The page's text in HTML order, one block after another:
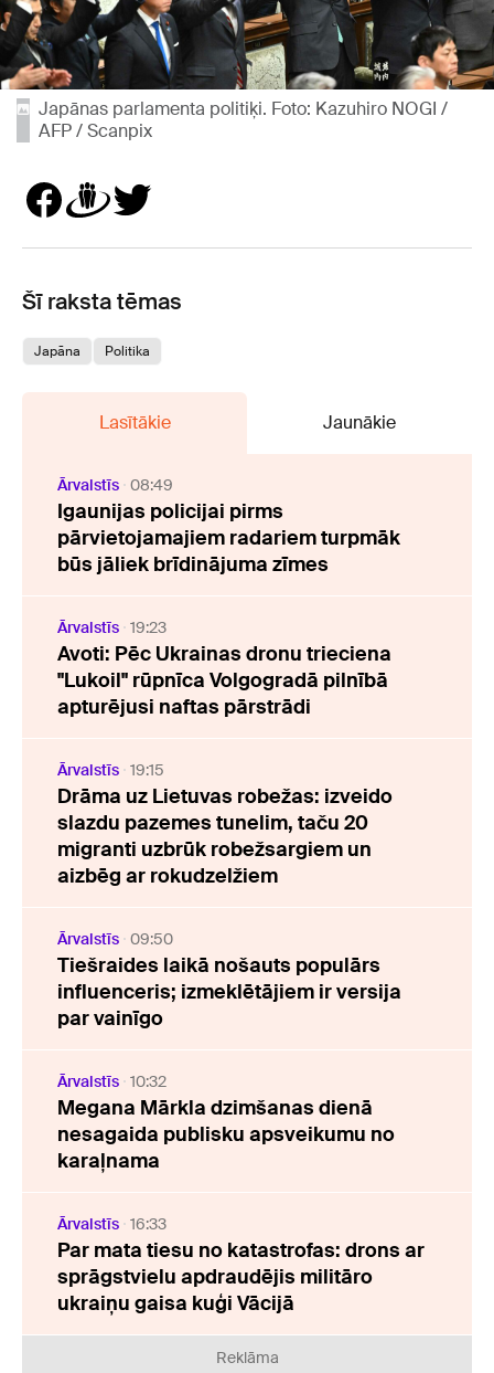
Japānas parlamenta politiķi. Foto: Kazuhiro NOGI /
AFP / Scanpix
Šī raksta tēmas
Japāna Politika
Lasītākie Jaunākie
Ārvalstīs 08:49
Igaunijas policijai pirms
pārvietojamajiem radariem turpmāk
būs jāliek brīdinājuma zīmes
Ārvalstīs 19:23
Avoti: Pēc Ukrainas dronu trieciena
"Lukoil" rūpnīca Volgogradā pilnībā
apturējusi naftas pārstrādi
Ārvalstīs 19:15
Drāma uz Lietuvas robežas: izveido
slazdu pazemes tunelim, taču 20
migranti uzbrūk robežsargiem un
aizbēg ar rokudzelžiem
Ārvalstīs 09:50
Tiešraides laikā nošauts populārs
influenceris; izmeklētājiem ir versija
par vainīgo
Ārvalstīs 10:32
Megana Mārkla dzimšanas dienā
nesagaida publisku apsveikumu no
karaļnama
Ārvalstīs 16:33
Par mata tiesu no katastrofas: drons ar
sprāgstvielu apdraudējis militāro
ukraiņu gaisa kuģi Vācijā
Reklāma